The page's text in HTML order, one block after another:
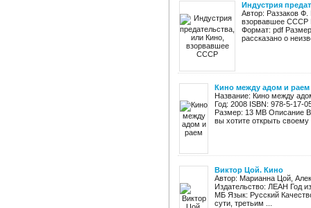
Индустрия
Автор: Раззаков Ф.
взорвавшее СССР
Формат: pdf
рассказано о
Кино между адом и раем
Название: Кино между
Год: 2008 ISBN: 978-5-17-
Размер: 13 MB Описание
вы хотите открыть своему
Виктор Цой. Кино
Автор: Марианна Цой,
Издательство: ЛЕАН Год
МБ Язык: Русский
сути, третьим ...